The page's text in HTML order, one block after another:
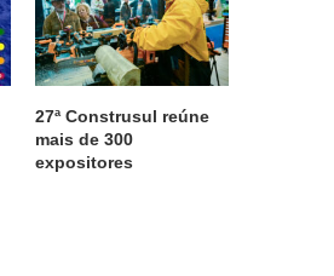
27ª Construsul reúne
mais de 300
expositores